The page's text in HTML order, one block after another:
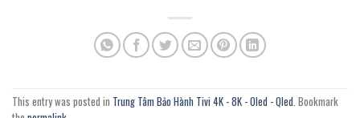
This entry was posted in Trung Tâm Bảo Hành Tivi 4K - 8K - Oled - Qled. Bookmark